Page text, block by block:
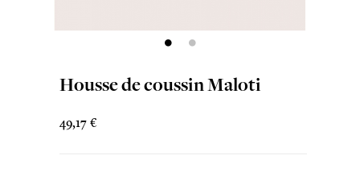
Housse de coussin Maloti
49,17 €